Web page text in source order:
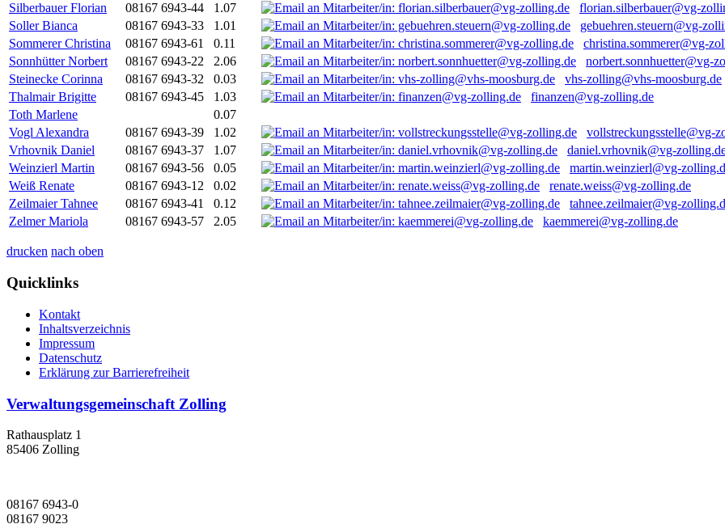
Silberbauer Florian
08167 6943-44 1.07
florian.silberbauer@vg-
Soller Bianca
08167 6943-33 1.01
gebuehren.steuern@vg-
Sommerer Christina
08167 6943-61 0.11
christina.sommerer@vg-
Sonnhütter Norbert
08167 6943-22 2.06
norbert.sonnhuetter@vg-
Steinecke Corinna
08167 6943-32 0.03
vhs-zolling@vhs-moosburg.de
Thalmair Brigitte
08167 6943-45 1.03
finanzen@vg-zolling.de
Toth Marlene
0.07
Vogl Alexandra
08167 6943-39 1.02
vollstreckungsstelle@vg-
Vrhovnik Daniel
08167 6943-37 1.07
daniel.vrhovnik@vg-
Weinzierl Martin
08167 6943-56 0.05
martin.weinzierl@vg-
Weiß Renate
08167 6943-12 0.02
renate.weiss@vg-zolling.de
Zeilmaier Tahnee
08167 6943-41 0.12
tahnee.zeilmaier@vg-
Zelmer Mariola
08167 6943-57 2.05 kaemmerei@vg-zolling.de
drucken nach oben
Quicklinks
Kontakt
Inhaltsverzeichnis
Impressum
Datenschutz
Erklärung zur Barrierefreiheit
Verwaltungsgemeinschaft Zolling
Rathausplatz 1
85406 Zolling
08167 6943-0
08167 9023